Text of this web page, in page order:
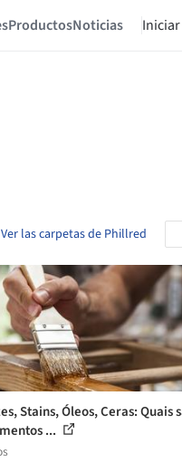
ProductosNoticias
Ver las carpetas de Phillred
Stains, Óleos, Ceras: Quais
...